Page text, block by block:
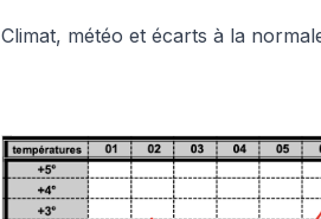
Climat, météo et écarts à la